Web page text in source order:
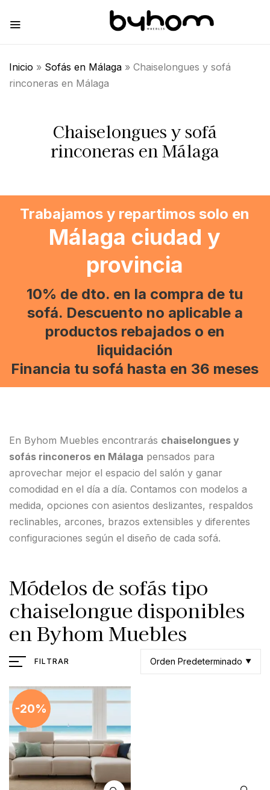
Inicio » Sofás en Málaga » Chaiselongues y sofá
rinconeras en Málaga
Chaiselongues y sofá
rinconeras en Málaga
Trabajamos y repartimos solo en
Málaga ciudad y
provincia
10% de dto. en la compra de tu
sofá. Descuento no aplicable a
productos rebajados o en
liquidación
Financia tu sofá hasta en 36 meses
En Byhom Muebles encontrarás chaiselongues y
sofás rinconeros en Málaga pensados para
aprovechar mejor el espacio del salón y ganar
comodidad en el día a día. Contamos con modelos a
medida, opciones con asientos deslizantes, respaldos
reclinables, arcones, brazos extensibles y diferentes
configuraciones según el diseño de cada sofá.
Módelos de sofás tipo
chaiselongue disponibles
en Byhom Muebles
FILTRAR Orden Predeterminado
-20%